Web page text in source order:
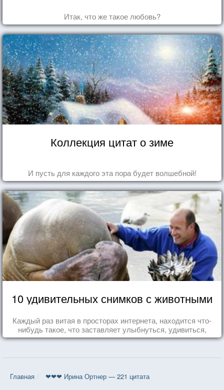
Итак, что же такое любовь?
Коллекция цитат о зиме
И пусть для каждого эта пора будет волшебной!
10 удивительных снимков с животными
Каждый раз витая в просторах интернета, находится что-
нибудь такое, что заставляет улыбнуться, удивиться,
восхититься...
Главная ❤❤❤ Ирина Ортнер — 221 цитата